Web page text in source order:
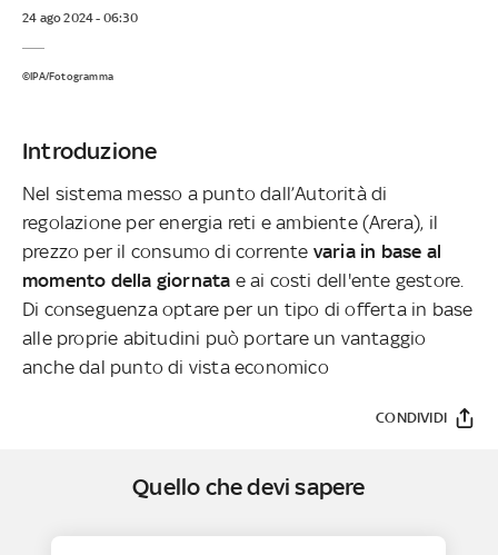
24 ago 2024 - 06:30
©IPA/Fotogramma
Introduzione
Nel sistema messo a punto dall’Autorità di
regolazione per energia reti e ambiente (Arera), il
prezzo per il consumo di corrente varia in base al
momento della giornata e ai costi dell'ente gestore.
Di conseguenza optare per un tipo di offerta in base
alle proprie abitudini può portare un vantaggio
anche dal punto di vista economico
CONDIVIDI
Quello che devi sapere